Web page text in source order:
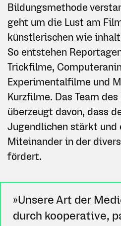
Bildungsmethode
geht um die Lust am
künstlerischen wie
So entstehen
Trickfilme,
Experimentalfilme und
Kurzfilme. Das Team
überzeugt davon, dass
Jugendlichen stärkt
Miteinander in der
fördert.
»Unsere Art der
durch kooperative,